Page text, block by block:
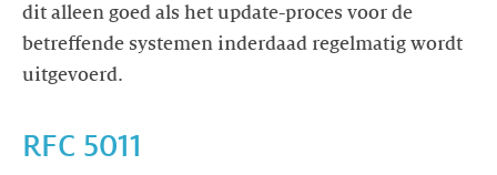
dit alleen goed als het update-proces voor de
betreffende systemen inderdaad regelmatig wordt
uitgevoerd.
RFC 5011